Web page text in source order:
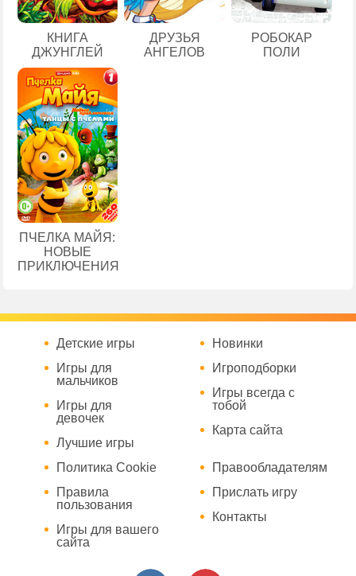
КНИГА
ДЖУНГЛЕЙ
ДРУЗЬЯ
АНГЕЛОВ
РОБОКАР
ПОЛИ
ПЧЕЛКА МАЙЯ:
НОВЫЕ
ПРИКЛЮЧЕНИЯ
Детские игры
Игры для
мальчиков
Игры для
девочек
Лучшие игры
Новинки
Игроподборки
Игры всегда с
тобой
Карта сайта
Политика Cookie
Правила
пользования
Игры для вашего
сайта
Правообладателям
Прислать игру
Контакты